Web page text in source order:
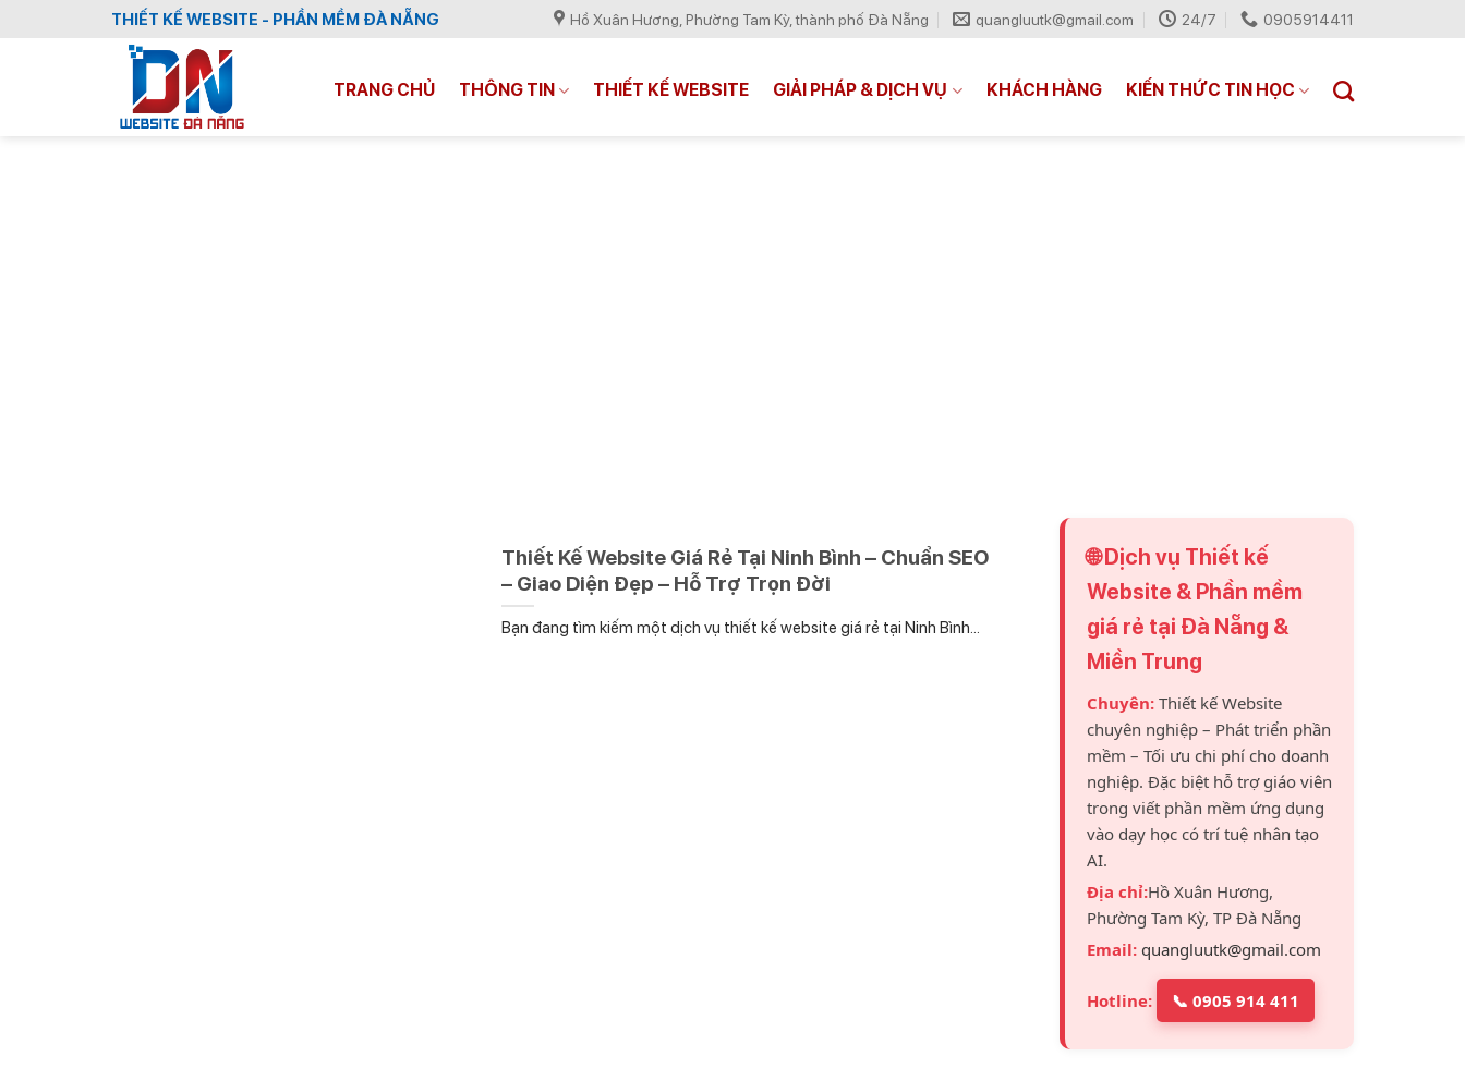
THIẾT KẾ WEBSITE - PHẦN MỀM ĐÀ NẴNG Hồ Xuân Hương, Phường Tam Kỳ, thành phố Đà Nẵng quangluutk@gmail.com 24/7 0905914411
TRANG CHỦ THÔNG TIN THIẾT KẾ WEBSITE GIẢI PHÁP & DỊCH VỤ KHÁCH HÀNG KIẾN THỨC TIN HỌC
Thiết Kế Website Giá Rẻ Tại Ninh Bình – Chuẩn SEO
– Giao Diện Đẹp – Hỗ Trợ Trọn Đời
Bạn đang tìm kiếm một dịch vụ thiết kế website giá rẻ tại Ninh Bình...
🌐 Dịch vụ Thiết kế
Website & Phần mềm
giá rẻ tại Đà Nẵng &
Miền Trung
Chuyên: Thiết kế Website
chuyên nghiệp – Phát triển phần
mềm – Tối ưu chi phí cho doanh
nghiệp. Đặc biệt hỗ trợ giáo viên
trong viết phần mềm ứng dụng
vào dạy học có trí tuệ nhân tạo
AI.
Địa chỉ:Hồ Xuân Hương,
Phường Tam Kỳ, TP Đà Nẵng
Email: quangluutk@gmail.com
Hotline: 📞 0905 914 411